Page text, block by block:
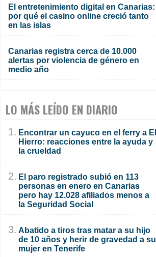
El entretenimiento digital en Canarias:
por qué el casino online creció tanto
en las islas
Canarias registra cerca de 10.000
alertas por violencia de género en
medio año
LO MÁS LEÍDO EN DIARIO
1. Encontrar un cayuco en el ferry a El
Hierro: reacciones entre la ayuda y
la crueldad
2. El paro registrado subió en 113
personas en enero en Canarias
pero hay 12.028 afiliados menos a
la Seguridad Social
3. Abatido a tiros tras matar a su hijo
de 10 años y herir de gravedad a su
mujer en Tenerife